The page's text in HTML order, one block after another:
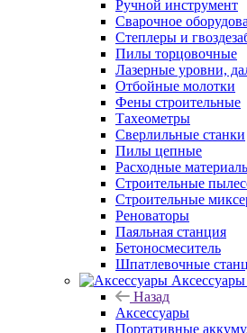
Ручной инструмент
Сварочное
Степлеры и
Пилы торцовочные
Лазерные уровни,
Отбойные молотки
Фены строительные
Тахеометры
Сверлильные станки
Пилы цепные
Расходные
Строительные
Строительные
Реноваторы
Паяльная станция
Бетоносмеситель
Шпатлевочные
Аксессуары
Назад
Аксессуары
Портативные